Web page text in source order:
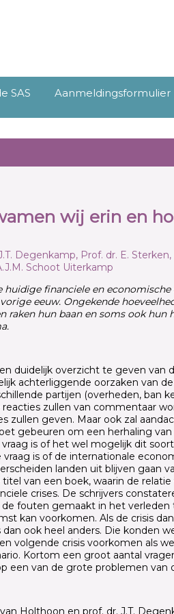
SAS Aanmeldingsformulier
wij erin en
Degenkamp, Prof. dr. E. Sterken,
Schoot Uiterkamp
huidige financiele en economische
eeuw. Ongekende
raken hun baan en soms ook hun
duidelijk overzicht te geven van
achterliggende oorzaken van de
partijen (overheden, ban
zullen van commentaar
zullen geven. Maar ook zal
gebeuren om een herhaling van
is of het wel mogelijk dit
is of de internationale
landen uit blijven gaan
van een boek, waarin de
crises. De schrijvers
fouten gemaakt in het verleden
kan voorkomen. Als de crisis
ook heel anders. Die konden
volgende crisis voorkomen als
Kortom een groot aantal
een van de grote problemen van
Holthoon en prof. dr. J.T.